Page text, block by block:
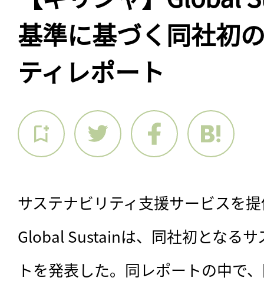
基準に基づく同社初
ティレポート
サステナビリティ支援サービスを
Global Sustainは、同社初となるサ
トを発表した。同レポートの中で